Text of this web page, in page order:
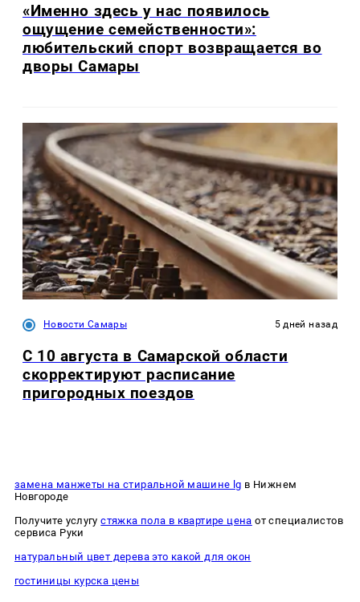
«Именно здесь у нас появилось
ощущение семейственности»:
любительский спорт возвращается во
дворы Самары
Новости Самары 5 дней назад
С 10 августа в Самарской области
скорректируют расписание
пригородных поездов
замена манжеты на стиральной машине lg в Нижнем
Новгороде
Получите услугустяжка пола в квартире цена от специалистов
сервиса Руки
натуральный цвет дерева это какой для окон
гостиницы курска цены